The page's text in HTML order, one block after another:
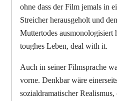
ohne dass der Film jemals in
Streicher herausgeholt und
Muttertodes ausmonologisiert
toughes Leben, deal with it.
Auch in seiner Filmsprache
vorne. Denkbar wäre
sozialdramatischer